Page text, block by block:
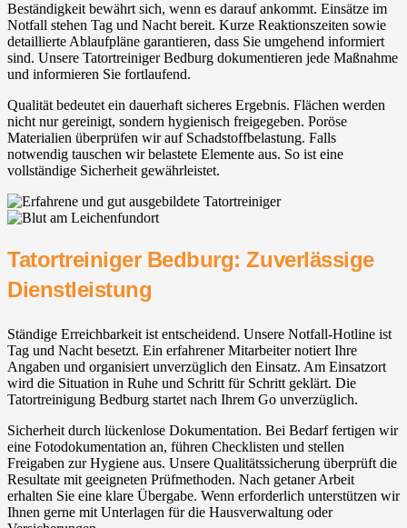
Beständigkeit bewährt sich, wenn es darauf ankommt. Einsätze im
Notfall stehen Tag und Nacht bereit. Kurze Reaktionszeiten sowie
detaillierte Ablaufpläne garantieren, dass Sie umgehend informiert
sind. Unsere Tatortreiniger Bedburg dokumentieren jede Maßnahme
und informieren Sie fortlaufend.
Qualität bedeutet ein dauerhaft sicheres Ergebnis. Flächen werden
nicht nur gereinigt, sondern hygienisch freigegeben. Poröse
Materialien überprüfen wir auf Schadstoffbelastung. Falls
notwendig tauschen wir belastete Elemente aus. So ist eine
vollständige Sicherheit gewährleistet.
Tatortreiniger Bedburg: Zuverlässige
Dienstleistung
Ständige Erreichbarkeit ist entscheidend. Unsere Notfall-Hotline ist
Tag und Nacht besetzt. Ein erfahrener Mitarbeiter notiert Ihre
Angaben und organisiert unverzüglich den Einsatz. Am Einsatzort
wird die Situation in Ruhe und Schritt für Schritt geklärt. Die
Tatortreinigung Bedburg startet nach Ihrem Go unverzüglich.
Sicherheit durch lückenlose Dokumentation. Bei Bedarf fertigen wir
eine Fotodokumentation an, führen Checklisten und stellen
Freigaben zur Hygiene aus. Unsere Qualitätssicherung überprüft die
Resultate mit geeigneten Prüfmethoden. Nach getaner Arbeit
erhalten Sie eine klare Übergabe. Wenn erforderlich unterstützen wir
Ihnen gerne mit Unterlagen für die Hausverwaltung oder